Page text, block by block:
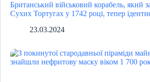
Британський військовий корабель, який
Сухих Тортугах у 1742 році, тепер
23.03.2024